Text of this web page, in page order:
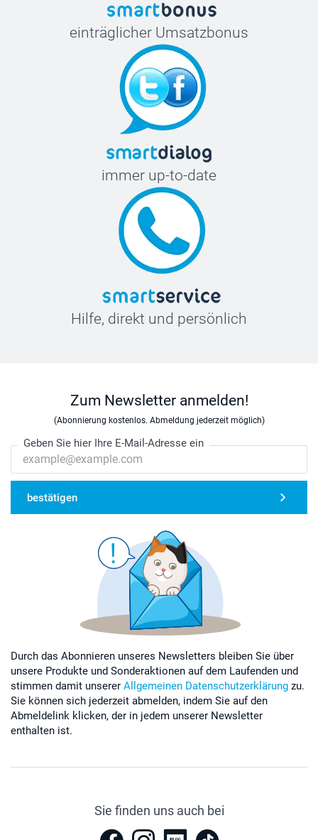
einträglicher Umsatzbonus
immer up-to-date
Hilfe, direkt und persönlich
Zum Newsletter anmelden!
(Abonnierung kostenlos. Abmeldung jederzeit möglich)
Geben Sie hier Ihre E-Mail-Adresse ein
bestätigen
Durch das Abonnieren unseres Newsletters bleiben Sie über
unsere Produkte und Sonderaktionen auf dem Laufenden und
stimmen damit unserer Allgemeinen Datenschutzerklärung zu.
Sie können sich jederzeit abmelden, indem Sie auf den
Abmeldelink klicken, der in jedem unserer Newsletter
enthalten ist.
Sie finden uns auch bei